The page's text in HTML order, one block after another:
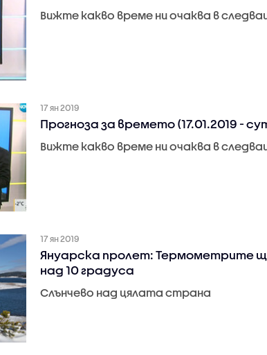
Вижте какво време ни очаква в
17 ян 2019
Прогноза за времето (17.01.2019 -
Вижте какво време ни очаква в
17 ян 2019
Януарска пролет: Термометрите
над 10 градуса
Слънчево над цялата страна